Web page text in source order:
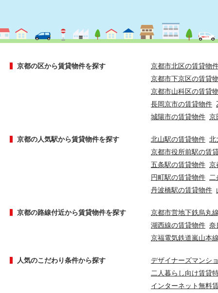
京都の区から賃貸物件を探す
京都市北区の賃貸物
京都市下京区の賃貸
京都市山科区の賃貸
長岡京市の賃貸物件
城陽市の賃貸物件 京
京都の人気駅から賃貸物件を探す 北山駅の賃貸物件 北
京都市役所前駅の賃
五条駅の賃貸物件 京
円町駅の賃貸物件
丹波橋駅の賃貸物件
京都の路線付近から賃貸物件を探す
京都市営地下鉄烏丸
湖西線の賃貸物件 奈
京福電気鉄道嵐山本
人気のこだわり条件から探す
デザイナーズマンシ
二人暮らし向け賃貸
インターネット無料